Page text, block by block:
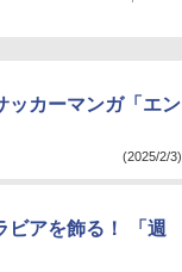
ッカーマンガ「エン
(2025/2/3)
ビアを飾る！ 「週